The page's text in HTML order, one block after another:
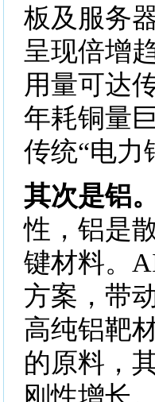
板及服务
呈现倍增
用量可达
年耗铜量
传统“电力
其次是铝。
性，铝是
键材料。
方案，带
高纯铝靶
的原料，
刚性增长。